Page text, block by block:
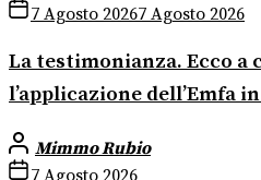
7 Agosto 20267 Agosto 2026
La testimonianza. Ecco a
l’applicazione dell’Emfa
Mimmo Rubio
7 Agosto 2026